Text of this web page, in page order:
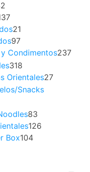
21
97
y Condimentos237
318
Orientales27
Snacks
83
126
Box104